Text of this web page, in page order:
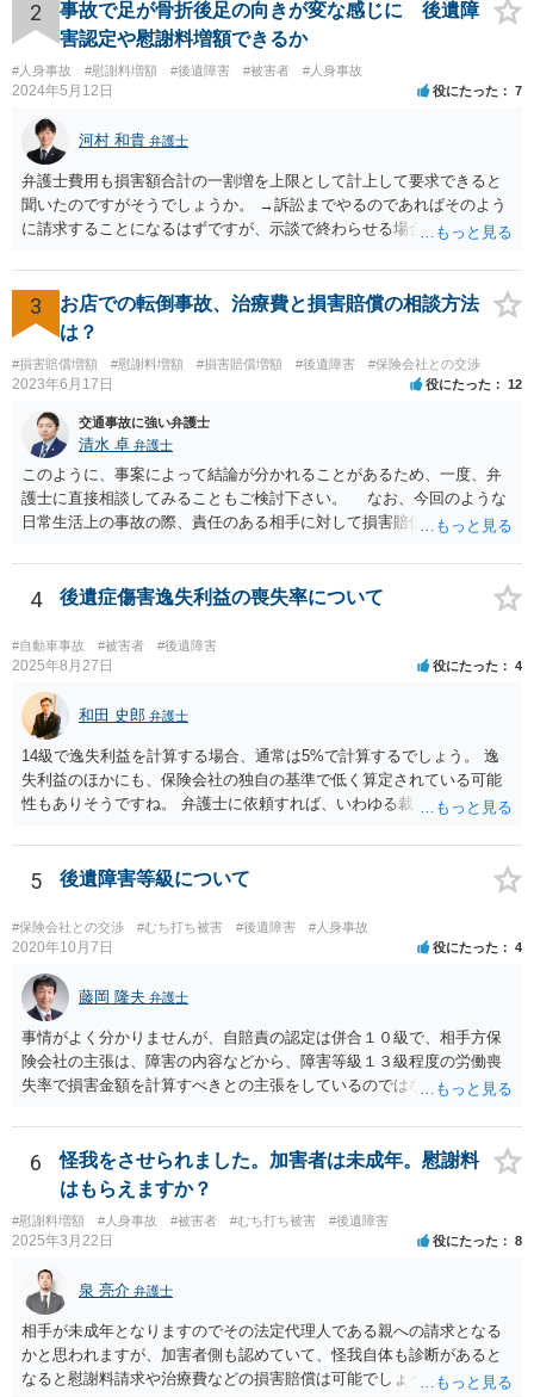
になるとよいと思います。
2
事故で足が骨折後足の向きが変な感じに 後遺障
害認定や慰謝料増額できるか
#人身事故 #慰謝料増額 #後遺障害 #被害者 #人身事故
2024年5月12日 役にたった 7
河村 和貴 弁護士
弁護士費用も損害額合計の一割増を上限として計上して要求できると
聞いたのですがそうでしょうか。 →訴訟までやるのであればそのよう
に請求することになるはずですが、示談で終わらせる場合には、そこ
ならほとんど充足できるか多くが返ってくるイメージなので頼むのも
いいかなと思うのですが。 →LAC基準でもそうかもしれませんし、交
通事故事案ではより定額の費用としている法律事務所も多いように思
います。費用面も含めて、弁護士さんを検討してみるとよいかもしれ
ませんね。 かなり具体的な話も多くなっているので、法律事務所に問
い合わせてみるとよいと思います。
3
お店での転倒事故、治療費と損害賠償の相談方法
は？
#損害賠償増額 #慰謝料増額 #損害賠償増額 #後遺障害 #保険会社との交渉
2023年6月17日 役にたった 12
交通事故に強い弁護士
清水 卓 弁護士
このように、事案によって結論が分かれることがあるため、一度、弁
護士に直接相談してみることもご検討下さい。 なお、今回のような
日常生活上の事故の際、責任のある相手に対して損害賠償請求する際
す（ご自宅の火災保険や自動車の任意保険等を確認してみて下さい。
加入したつもりがなくても、確認してみたら付いていたということが
4 後遺症傷害逸失利益の喪失率について
#自動車事故 #被害者 #後遺障害
2025年8月27日 役にたった 4
和田 史郎 弁護士
14級で逸失利益を計算する場合、通常は5%で計算するでしょう。 逸
失利益のほかにも、保険会社の独自の基準で低く算定されている可能
性もありそうですね。 弁護士に依頼すれば、いわゆる裁判基準程度の
5 後遺障害等級について
#保険会社との交渉 #むち打ち被害 #後遺障害 #人身事故
2020年10月7日 役にたった 4
藤岡 隆夫 弁護士
事情がよく分かりませんが、自賠責の認定は併合１０級で、相手方保
険会社の主張は、障害の内容などから、障害等級１３級程度の労働喪
失率で損害金額を計算すべきとの主張をしているのではないでしょう
ので、弁護士を交代しても状況は変わらないでしょう。今の弁護士と
十分に打ち合わせをすることが重要だと思います。
6
怪我をさせられました。加害者は未成年。慰謝料
はもらえますか？
#慰謝料増額 #人身事故 #被害者 #むち打ち被害 #後遺障害
2025年3月22日 役にたった 8
泉 亮介 弁護士
相手が未成年となりますのでその法定代理人である親への請求となる
かと思われますが、加害者側も認めていて、怪我自体も診断があると
なると慰謝料請求や治療費などの損害賠償は可能でしょう。 整骨院へ